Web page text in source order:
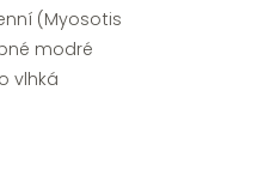
(Myosotis
modré
vlhká